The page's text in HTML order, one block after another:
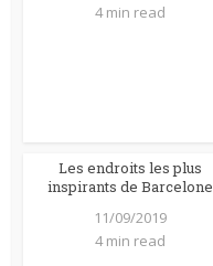
4 min read
Les endroits les plus
inspirants de Barcelone
11/09/2019
4 min read